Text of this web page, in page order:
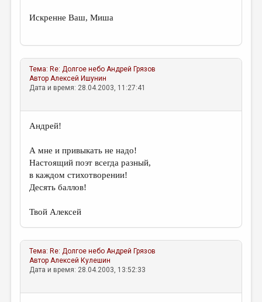
Искренне Ваш, Миша
Тема: Re: Долгое небо Андрей Грязов
АвторАлексей Ишунин
Дата и время: 28.04.2003, 11:27:41
Андрей!
А мне и привыкать не надо!
Настоящий поэт всегда разный,
в каждом стихотворении!
Десять баллов!
Твой Алексей
Тема: Re: Долгое небо Андрей Грязов
АвторАлексей Кулешин
Дата и время: 28.04.2003, 13:52:33